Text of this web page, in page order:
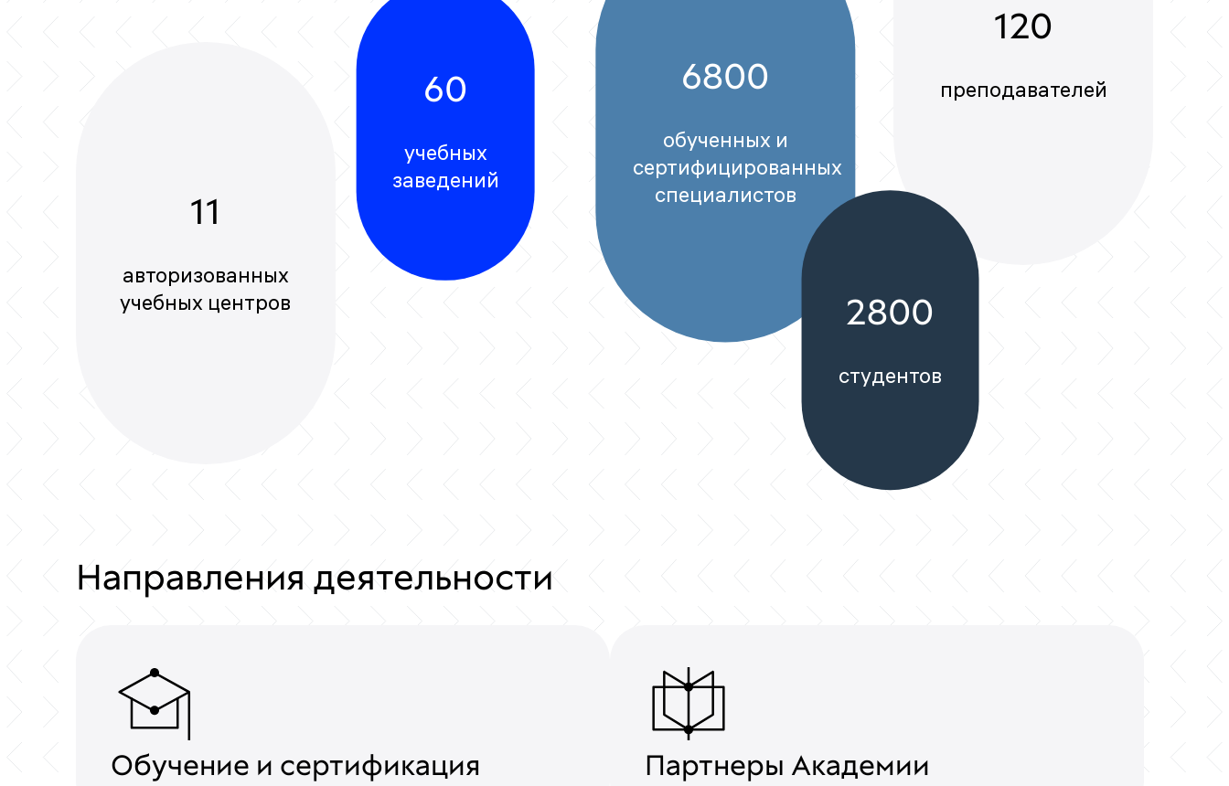
11
авторизованных
учебных центров
60
учебных
заведений
6800
обученных и
сертифицированных
специалистов
2800
студентов
120
преподавателей
Направления деятельности
Обучение и сертификация Партнеры Академии